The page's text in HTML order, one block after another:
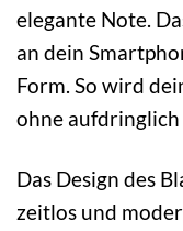
elegante Note.
an dein
Form. So wird
ohne
Das Design des
zeitlos und